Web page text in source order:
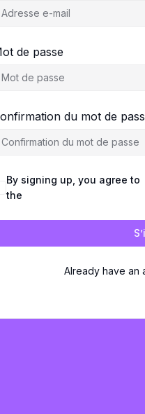
de passe
du mot de
By signing up, you agree to
the
Already have an